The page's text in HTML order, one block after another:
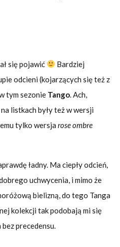
się pojawić
Bardziej
odcieni (kojarzących się też z
tym sezonie Tango. Ach,
listkach były też w wersji
tylko wersja rose ombre
ładny. Ma ciepły odcień,
uchwycenia, i mimo że
bielizną, do tego Tanga
kolekcji tak podobają mi się
precedensu.